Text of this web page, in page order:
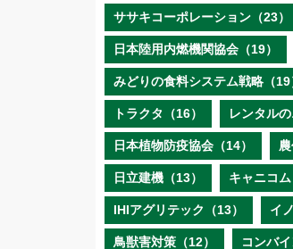
ササキコーポレーション（23）
日本陸用内燃機関協会（19）
みどりの食料システム戦略（19
トラクタ（16） レンタルの
日本植物防疫協会（14）
日立建機（13） キャニコム
IHIアグリテック（13） イ
鳥獣害対策（12） コンバイ